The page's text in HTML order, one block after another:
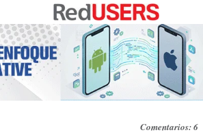
Comentarios: 6